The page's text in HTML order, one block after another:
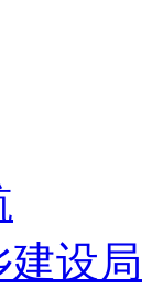
设局